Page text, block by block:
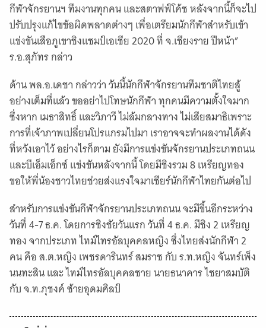
กีฬาจักรยานฯ ทีมงานทุกคน และสตาฟฟ์โค้ช หลังจากนี้ก็จะไป
ปรับปรุงแก้ไขข้อผิดพลาดต่างๆ เพื่อเตรียมนักกีฬาสำหรับเข้า
แข่งขันเสือภูเขาชิงแชมป์เอเชีย 2020 ที่ จ.เชียงราย ปีหน้า”
ร.อ.สุภัทร กล่าว
ด้าน พล.อ.เดชา กล่าวว่า วันนี้นักกีฬาจักรยานทีมชาติไทยสู้
อย่างเต็มที่แล้ว ขออย่าไปโทษนักกีฬา ทุกคนมีความตั้งใจมาก
ซึ่งหาก เมธาสิทธิ์ และวิภาวี ไม่ล้มกลางทาง ไม่เสียสมาธิเพราะ
การที่เจ้าภาพเปลี่ยนโปรแกรมไปมา เราอาจจะทำผลงานได้ดัง
ที่หวังเอาไว้ อย่างไรก็ตาม ยังมีการแข่งขันจักรยานประเภทถนน
และบีเอ็มเอ็กซ์ แข่งขันหลังจากนี้ โดยมีชิงรวม 8 เหรียญทอง
ขอให้พี่น้องชาวไทยช่วยส่งแรงใจมาเชียร์นักกีฬาไทยกันต่อไป
สำหรับการแข่งขันกีฬาจักรยานประเภทถนน จะมีขึ้นอีกระหว่าง
วันที่ 4-7 ธ.ค. โดยการชิงชัยวันแรก วันที่ 4 ธ.ค. มีชิง 2 เหรียญ
ทอง จากประเภท ไทม์ไทรอัลบุคคลหญิง ซึ่งไทยส่งนักกีฬา 2
คน คือ ส.ต.หญิง เพชรดารินทร์ สมราช กับ ร.ท.หญิง จันทร์เพ็ง
นนทะสิน และ ไทม์ไทรอัลบุคคลชาย นายธนาคาร ไชยาสมบัติ
กับ จ.ท.ภุชงค์ ซ้ายอุดมศิลป์